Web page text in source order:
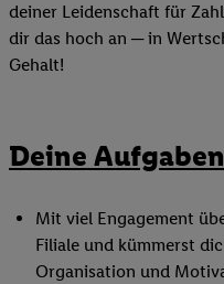
deiner Leidenschaft für
dir das hoch an ─ in
Gehalt!
Deine Aufgaben
Mit viel Engagement
Filiale und kümmerst
Organisation und